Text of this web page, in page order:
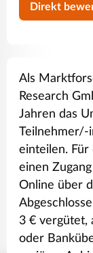
Direkt
Als
Research
Jahren das
Teilnehmer/-
einteilen. Für
einen
Online über
3 € vergütet,
oder